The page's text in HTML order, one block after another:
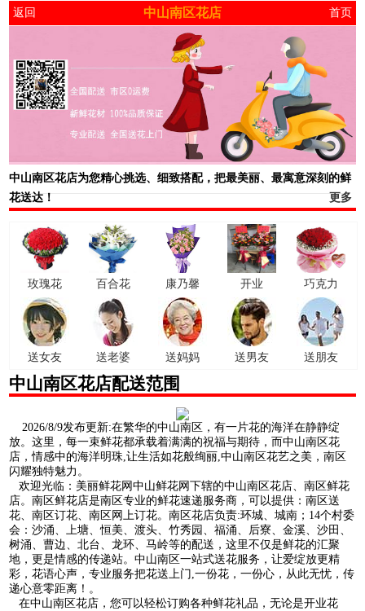
返回 中山南区花店 首页
中山南区花店为您精心挑选、细致搭配，把最美丽、最寓意深刻的鲜
花送达！
更多
玫瑰花 百合花 康乃馨 开业 巧克力
送女友 送老婆 送妈妈 送男友 送朋友
中山南区花店配送范围
2026/8/9发布更新:在繁华的中山南区，有一片花的海洋在静静绽
放。这里，每一束鲜花都承载着满满的祝福与期待，而中山南区花
店，情感中的海洋明珠,让生活如花般绚丽,中山南区花艺之美，南区
闪耀独特魅力。
欢迎光临：美丽鲜花网中山鲜花网下辖的中山南区花店、南区鲜花
店。南区鲜花店是南区专业的鲜花速递服务商，可以提供：南区送
花、南区订花、南区网上订花。南区花店负责:环城、城南；14个村委
会：沙涌、上塘、恒美、渡头、竹秀园、福涌、后寮、金溪、沙田、
树涌、曹边、北台、龙环、马岭等的配送，这里不仅是鲜花的汇聚
地，更是情感的传递站。中山南区一站式送花服务，让爱绽放更精
彩，花语心声，专业服务把花送上门,一份花，一份心，从此无忧，传
递心意零距离！。
在中山南区花店，您可以轻松订购各种鲜花礼品，无论是开业花